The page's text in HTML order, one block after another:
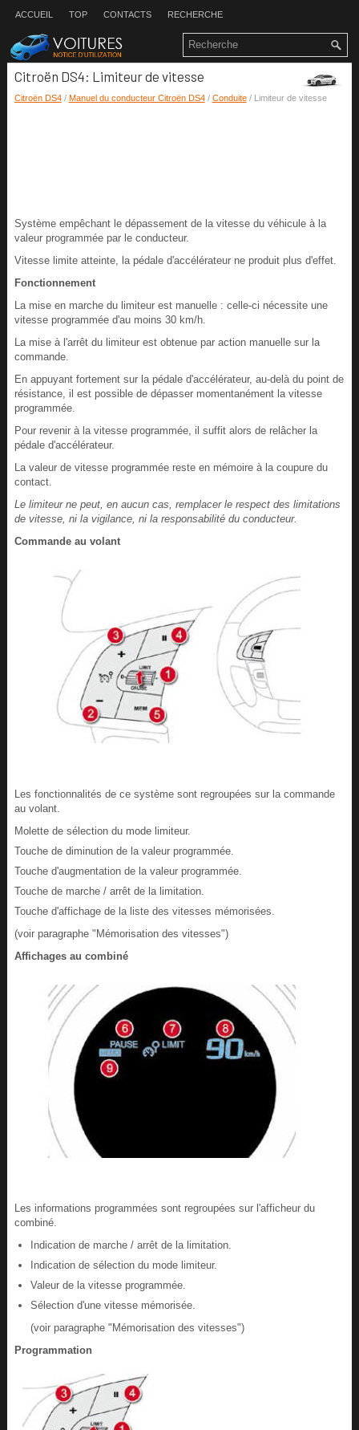
ACCUEIL TOP CONTACTS RECHERCHE
Citroën DS4: Limiteur de vitesse
Citroën DS4/ Manuel du conducteur Citroën DS4/ Conduite/ Limiteur de vitesse
Système empêchant le dépassement de la vitesse du véhicule à la
valeur programmée par le conducteur.
Vitesse limite atteinte, la pédale d'accélérateur ne produit plus d'effet.
Fonctionnement
La mise en marche du limiteur est manuelle : celle-ci nécessite une
vitesse programmée d'au moins 30 km/h.
La mise à l'arrêt du limiteur est obtenue par action manuelle sur la
commande.
En appuyant fortement sur la pédale d'accélérateur, au-delà du point de
résistance, il est possible de dépasser momentanément la vitesse
programmée.
Pour revenir à la vitesse programmée, il suffit alors de relâcher la
pédale d'accélérateur.
La valeur de vitesse programmée reste en mémoire à la coupure du
contact.
Le limiteur ne peut, en aucun cas, remplacer le respect des limitations
de vitesse, ni la vigilance, ni la responsabilité du conducteur.
Commande au volant
Les fonctionnalités de ce système sont regroupées sur la commande
au volant.
Molette de sélection du mode limiteur.
Touche de diminution de la valeur programmée.
Touche d'augmentation de la valeur programmée.
Touche de marche / arrêt de la limitation.
Touche d'affichage de la liste des vitesses mémorisées.
(voir paragraphe "Mémorisation des vitesses")
Affichages au combiné
Les informations programmées sont regroupées sur l'afficheur du
combiné.
Indication de marche / arrêt de la limitation.
Indication de sélection du mode limiteur.
Valeur de la vitesse programmée.
Sélection d'une vitesse mémorisée.
(voir paragraphe "Mémorisation des vitesses")
Programmation